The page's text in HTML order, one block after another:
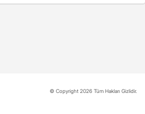
© Copyright 2026 Tüm Hakları Gizlidir.